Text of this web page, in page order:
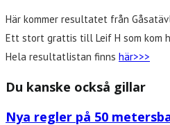
Här kommer resultatet från
Ett stort grattis till Leif H som kom
Hela resultatlistan finns här>>>
Du kanske också gillar
Nya regler på 50